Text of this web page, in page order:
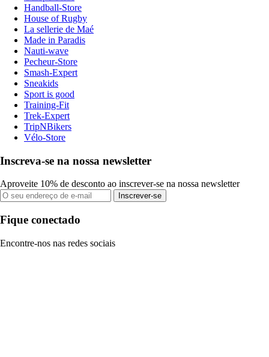
Handball-Store
House of Rugby
La sellerie de Maé
Made in Paradis
Nauti-wave
Pecheur-Store
Smash-Expert
Sneakids
Sport is good
Training-Fit
Trek-Expert
TripNBikers
Vélo-Store
Inscreva-se na nossa newsletter
Aproveite 10% de desconto ao inscrever-se na nossa newsletter
Inscrever-se
Fique conectado
Encontre-nos nas redes sociais